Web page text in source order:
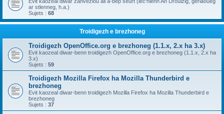
ar stlenneg, h.a.)
Sujets : 68
Troidigezh e brezhoneg
Troidigezh OpenOffice.org e brezhoneg (1.1.x, 2.x ha 3.x)
Evit kaozeal diwar-benn troidigezh OpenOffice.org e brezhoneg (1.1.x, 2.x ha
3.x)
Sujets : 59
Troidigezh Mozilla Firefox ha Mozilla Thunderbird e
brezhoneg
Evit kaozeal diwar-benn troidigezh Mozilla Firefox ha Mozilla Thunderbird e
brezhoneg
Sujets : 37